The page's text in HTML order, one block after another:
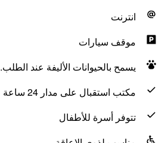
انترنت
موقف سيارات
يسمح بالحيوانات الأليفة عند
مكتب استقبال على مدار 24 ساعة
تتوفر أسرة للأطفال